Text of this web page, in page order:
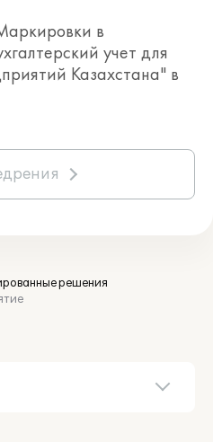
в
учет для
Казахстана" в
решения